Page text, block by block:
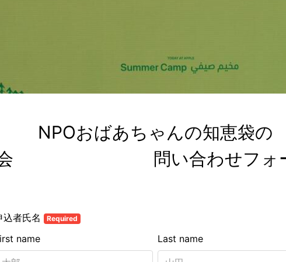
NPOおばあちゃんの知恵袋の
　　　　　　　　問い合わせフォ
込者氏名 Required
Last name
name